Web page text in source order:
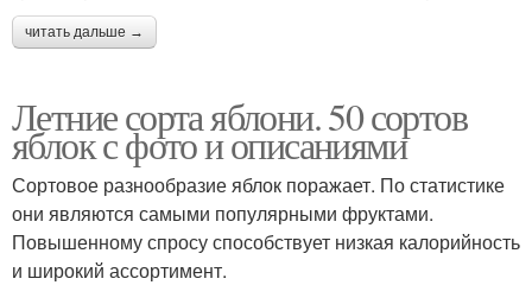
читать дальше →
Летние сорта яблони. 50 сортов
яблок с фото и описаниями
Сортовое разнообразие яблок поражает. По статистике
они являются самыми популярными фруктами.
Повышенному спросу способствует низкая калорийность
и широкий ассортимент.